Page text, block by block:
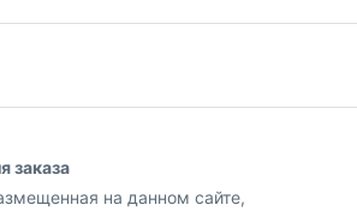
заказа
на данном сайте,